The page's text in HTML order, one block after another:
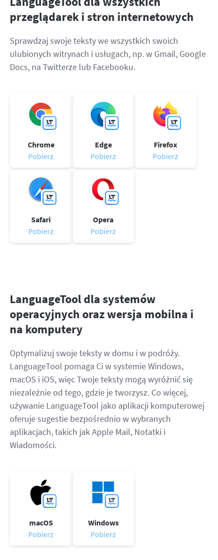
LibreOffice
API do korekty
Blog
Kariera
Pomoc
Oświadczenie
przeglądarek i stron internetowych
Sprawdzaj swoje teksty we wszystkich swoich
ulubionych witrynach i usługach, np. w Gmail, Google
Docs, na Twitterze lub Facebooku.
Chrome
Pobierz
Edge
Pobierz
Firefox
Pobierz
Safari
Pobierz
Opera
Pobierz
LanguageTool dla systemów
operacyjnych oraz wersja mobilna i
na komputery
Optymalizuj swoje teksty w domu i w podróży.
LanguageTool pomaga Ci w systemie Windows,
macOS i iOS, więc Twoje teksty mogą wyróżnić się
niezależnie od tego, gdzie je tworzysz. Co więcej,
używanie LanguageTool jako aplikacji komputerowej
oferuje sugestie bezpośrednio w wybranych
aplikacjach, takich jak Apple Mail, Notatki i
Wiadomości.
macOS
Pobierz
Windows
Pobierz